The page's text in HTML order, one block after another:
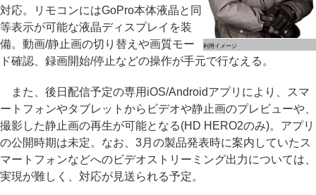
利用イメージ
対応。リモコンにはGoPro本体液晶と同
等表示が可能な液晶ディスプレイを装
備。動画/静止画の切り替えや画質モー
ド確認、録画開始/停止などの操作が手元で行なえる。
また、後日配信予定の専用iOS/Androidアプリにより、スマ
ートフォンやタブレットからビデオや静止画のプレビューや、
撮影した静止画の再生が可能となる(HD HERO2のみ)。アプリ
の公開時期は未定。なお、3月の製品発表時に案内していたス
マートフォンなどへのビデオストリーミング出力については、
実現が難しく、対応が見送られる予定。